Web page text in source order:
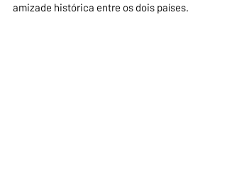
amizade histórica entre os dois países.